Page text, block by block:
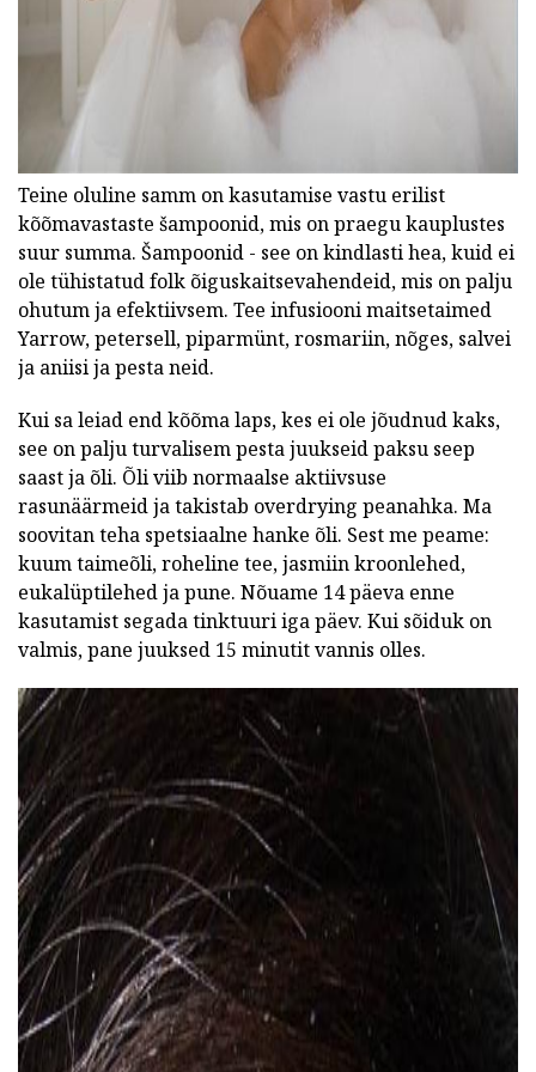
Teine oluline samm on kasutamise vastu erilist
kõõmavastaste šampoonid, mis on praegu kauplustes
suur summa. Šampoonid - see on kindlasti hea, kuid ei
ole tühistatud folk õiguskaitsevahendeid, mis on palju
ohutum ja efektiivsem. Tee infusiooni maitsetaimed
Yarrow, petersell, piparmünt, rosmariin, nõges, salvei
ja aniisi ja pesta neid.
Kui sa leiad end kõõma laps, kes ei ole jõudnud kaks,
see on palju turvalisem pesta juukseid paksu seep
saast ja õli. Õli viib normaalse aktiivsuse
rasunäärmeid ja takistab overdrying peanahka. Ma
soovitan teha spetsiaalne hanke õli. Sest me peame:
kuum taimeõli, roheline tee, jasmiin kroonlehed,
eukalüptilehed ja pune. Nõuame 14 päeva enne
kasutamist segada tinktuuri iga päev. Kui sõiduk on
valmis, pane juuksed 15 minutit vannis olles.